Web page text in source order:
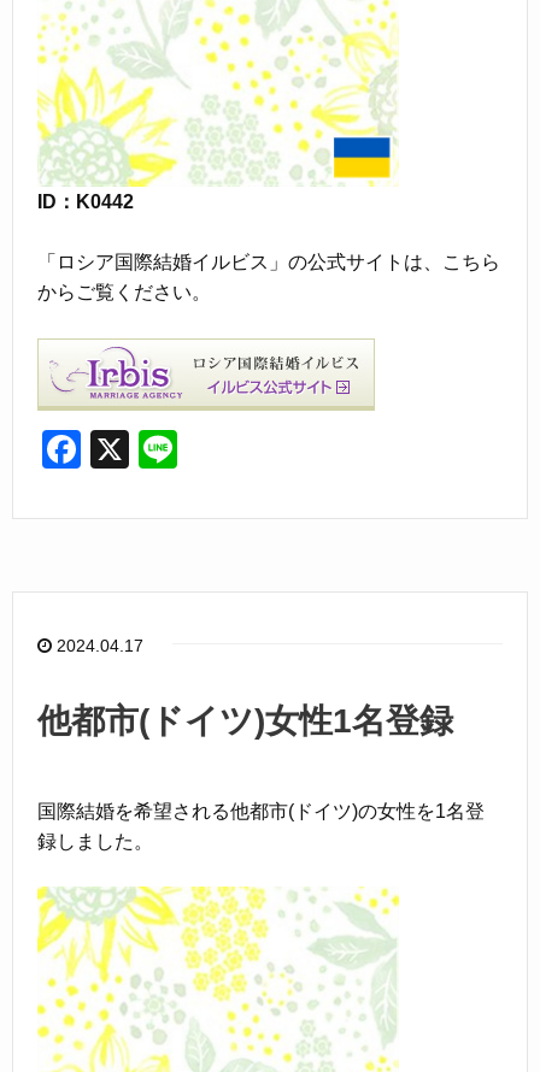
ID：K0442
「ロシア国際結婚イルビス」の公式サイトは、こちら
からご覧ください。
F
c
b
o
k
X
e
2024.04.17
他都市(ドイツ)女性1名登録
国際結婚を希望される他都市(ドイツ)の女性を1名登
録しました。